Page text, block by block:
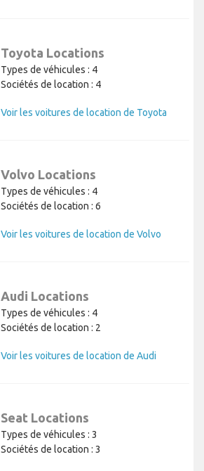
Toyota Locations
Types de véhicules : 4
Sociétés de location : 4
Voir les voitures de location de Toyota
Volvo Locations
Types de véhicules : 4
Sociétés de location : 6
Voir les voitures de location de Volvo
Audi Locations
Types de véhicules : 4
Sociétés de location : 2
Voir les voitures de location de Audi
Seat Locations
Types de véhicules : 3
Sociétés de location : 3